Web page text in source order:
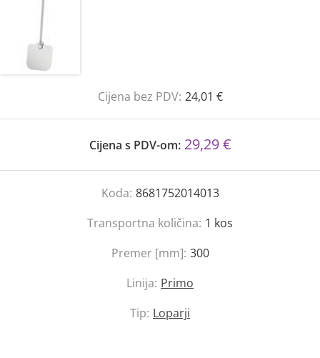
Cijena bez PDV: 24,01 €
Cijena s PDV-om: 29,29 €
Koda: 8681752014013
Transportna količina: 1 kos
Premer [mm]: 300
Linija: Primo
Tip: Loparji